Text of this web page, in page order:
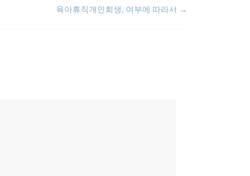
육아휴직개인회생, 여부에 따라서 →